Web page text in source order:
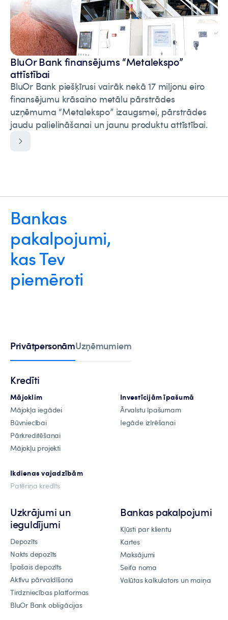
BluOr Bank finansējums “Metalekspo”
attīstībai
BluOr Bank piešķīrusi vairāk nekā 17 miljonu eiro
finansējumu krāsaino metālu pārstrādes
uzņēmuma “Metalekspo” izaugsmei, pārstrādes
jaudu palielināšanai un jaunu produktu attīstībai.
Bankas
pakalpojumi,
kas Tev
piemēroti
PrivātpersonāmUzņēmumiem
Kredīti
Mājoklim
Mājokļa iegādei
Būvniecībai
Pārkreditēšanai
Mājokļu projekti
Investīcijām īpašumā
Ārvalstu īpašumam
Iegāde izīrēšanai
Ikdienas vajadzībām
Patēriņa kredīts
Uzkrājumi un
ieguldījumi
Depozīts
Nakts depozīts
Īpašais depozīts
Aktīvu pārvaldīšana
Tirdzniecības platformas
BluOr Bank obligācijas
Bankas pakalpojumi
Kļūsti par klientu
Kartes
Maksājumi
Seifa noma
Valūtas kalkulators un maiņa